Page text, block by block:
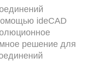
ideCAD
решение для